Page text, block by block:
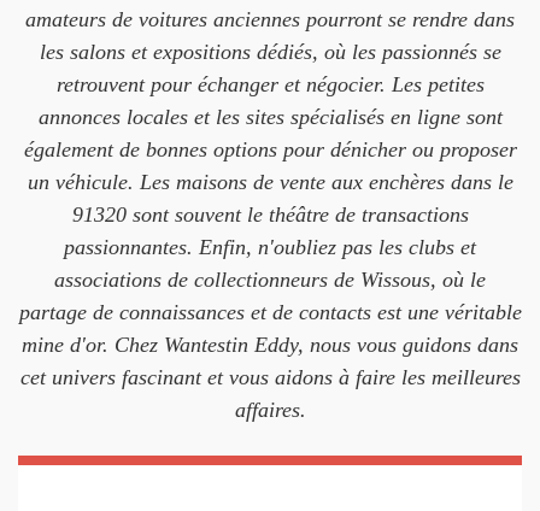
amateurs de voitures anciennes pourront se rendre dans
les salons et expositions dédiés, où les passionnés se
retrouvent pour échanger et négocier. Les petites
annonces locales et les sites spécialisés en ligne sont
également de bonnes options pour dénicher ou proposer
un véhicule. Les maisons de vente aux enchères dans le
91320 sont souvent le théâtre de transactions
passionnantes. Enfin, n'oubliez pas les clubs et
associations de collectionneurs de Wissous, où le
partage de connaissances et de contacts est une véritable
mine d'or. Chez Wantestin Eddy, nous vous guidons dans
cet univers fascinant et vous aidons à faire les meilleures
affaires.